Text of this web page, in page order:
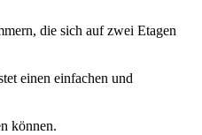
die sich auf zwei Etagen
einen einfachen und
können.